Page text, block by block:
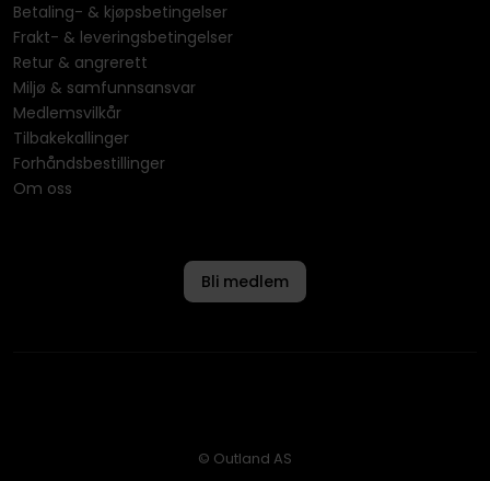
Betaling- & kjøpsbetingelser
Frakt- & leveringsbetingelser
Retur & angrerett
Miljø & samfunnsansvar
Medlemsvilkår
Tilbakekallinger
Forhåndsbestillinger
Om oss
Bli medlem
© Outland AS